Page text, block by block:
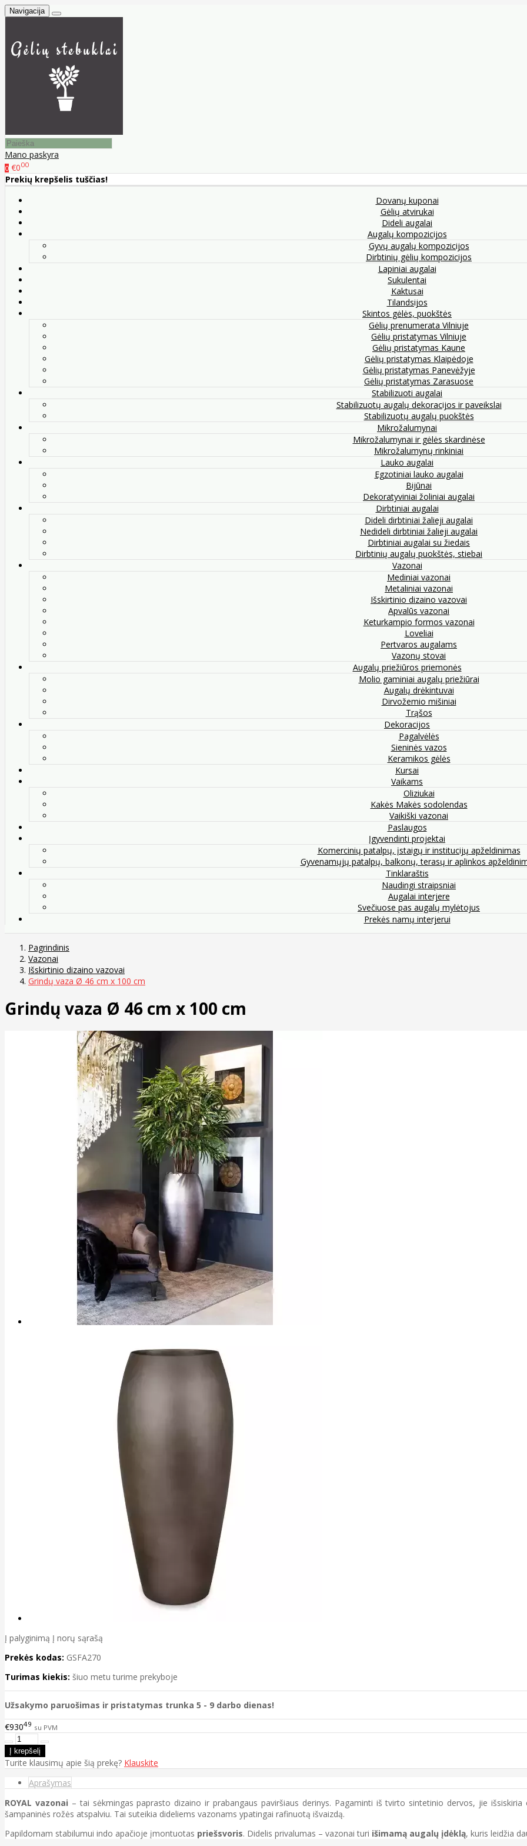
Navigacija
Mano paskyra
0 €000
Prekių krepšelis tuščias!
Dovanų kuponai
Gėlių atvirukai
Dideli augalai
Augalų kompozicijos
Gyvų augalų kompozicijos
Dirbtinių gėlių kompozicijos
Lapiniai augalai
Sukulentai
Kaktusai
Tilandsijos
Skintos gėlės, puokštės
Gėlių prenumerata Vilniuje
Gėlių pristatymas Vilniuje
Gėlių pristatymas Kaune
Gėlių pristatymas Klaipėdoje
Gėlių pristatymas Panevėžyje
Gėlių pristatymas Zarasuose
Stabilizuoti augalai
Stabilizuotų augalų dekoracijos ir paveikslai
Stabilizuotų augalų puokštės
Mikrožalumynai
Mikrožalumynai ir gėlės skardinėse
Mikrožalumynų rinkiniai
Lauko augalai
Egzotiniai lauko augalai
Bijūnai
Dekoratyviniai žoliniai augalai
Dirbtiniai augalai
Dideli dirbtiniai žalieji augalai
Nedideli dirbtiniai žalieji augalai
Dirbtiniai augalai su žiedais
Dirbtinių augalų puokštės, stiebai
Vazonai
Mediniai vazonai
Metaliniai vazonai
Išskirtinio dizaino vazovai
Apvalūs vazonai
Keturkampio formos vazonai
Loveliai
Pertvaros augalams
Vazonų stovai
Augalų priežiūros priemonės
Molio gaminiai augalų priežiūrai
Augalų drėkintuvai
Dirvožemio mišiniai
Trąšos
Dekoracijos
Pagalvėlės
Sieninės vazos
Keramikos gėlės
Kursai
Vaikams
Oliziukai
Kakės Makės sodolendas
Vaikiški vazonai
Paslaugos
Įgyvendinti projektai
Komercinių patalpų, įstaigų ir institucijų apželdinimas
Gyvenamųjų patalpų, balkonų, terasų ir aplinkos
Tinklaraštis
Naudingi straipsniai
Augalai interjere
Svečiuose pas augalų mylėtojus
Prekės namų interjerui
Pagrindinis
Vazonai
Išskirtinio dizaino vazovai
Grindų vaza Ø 46 cm x 100 cm
Grindų vaza Ø 46 cm x 100 cm
Į palyginimą Į norų sąrašą
Prekės kodas: GSFA270
Turimas kiekis: šiuo metu turime prekyboje
Užsakymo paruošimas ir pristatymas trunka 5 - 9 darbo dienas!
€93049 su PVM
Turite klausimų apie šią prekę? Klauskite
Aprašymas
ROYAL vazonai – tai sėkmingas paprasto dizaino ir prabangaus paviršiaus derinys. Pagaminti iš tvirto sintetinio dervos, jie
šampaninės rožės atspalviu. Tai suteikia dideliems vazonams ypatingai rafinuotą išvaizdą.
Papildomam stabilumui indo apačioje įmontuotas priešsvoris. Didelis privalumas – vazonai turi išimamą augalų įdėklą, kuris leidžia